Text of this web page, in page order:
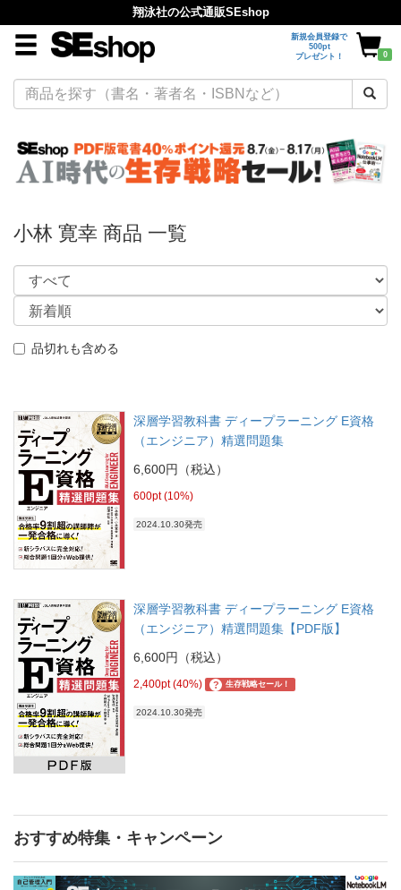
翔泳社の公式通販SEshop
新規会員登録で
500pt
プレゼント！
0
小林 寛幸 商品 一覧
品切れも含める
深層学習教科書 ディープラーニング E資格
（エンジニア）精選問題集
6,600円（税込）
600pt (10%)
2024.10.30発売
深層学習教科書 ディープラーニング E資格
（エンジニア）精選問題集【PDF版】
6,600円（税込）
2,400pt (40%) ? 生存戦略セール！
2024.10.30発売
おすすめ特集・キャンペーン